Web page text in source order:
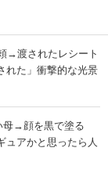
→渡されたレシート
た」衝撃的な光景
母→顔を黒で塗る
アかと思ったら人